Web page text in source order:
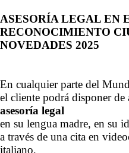
ASESORÍA LEGAL EN
RECONOCIMIENTO
NOVEDADES 2025
En cualquier parte del
el cliente podrá disponer de
asesoría legal
en su lengua madre, en su
a través de una cita en
italiano,